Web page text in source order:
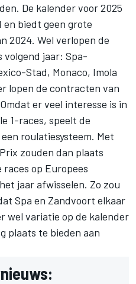
De kalender voor 2025
en biedt geen grote
2024. Wel verlopen de
jaar: Spa-
Stad, Monaco, Imola
lopen de contracten van
er veel interesse is in
1-races, speelt de
roulatiesysteem. Met
zouden dan plaats
op Europees
jaar afwisselen. Zo zou
Spa en Zandvoort elkaar
wel variatie op de kalender
plaats te bieden aan